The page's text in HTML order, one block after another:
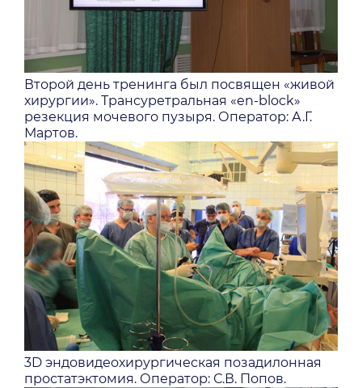
Второй день тренинга был посвящен «живой
хирургии». Трансуретральная «en-block»
резекция мочевого пузыря. Оператор: А.Г.
Мартов.
3D эндовидеохирургическая позадилонная
простатэктомия. Оператор: С.В. Попов.